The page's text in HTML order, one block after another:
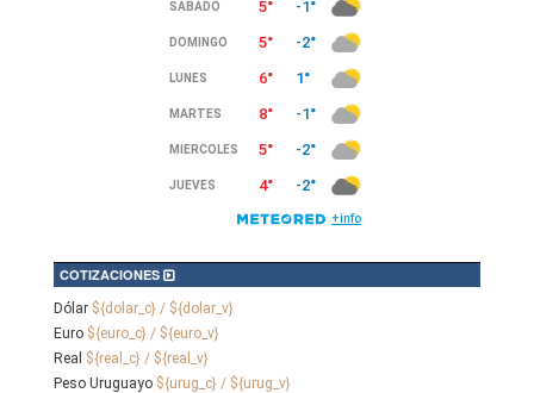
COTIZACIONES
Dólar ${dolar_c} / ${dolar_v}
Euro ${euro_c} / ${euro_v}
Real ${real_c} / ${real_v}
Peso Uruguayo ${urug_c} / ${urug_v}